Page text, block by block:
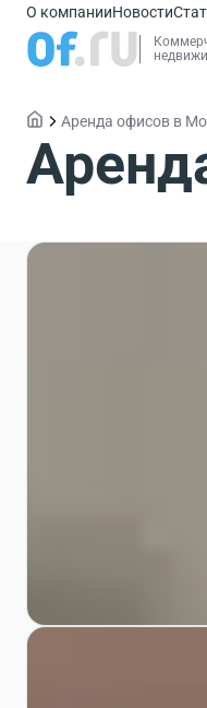
О компанииНовости
Аренда офисов в